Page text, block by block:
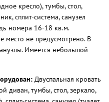
кресло), тумбы, стол,
сплит-система, санузел
номера 16-18 кв.м.
место не предусмотрено. В
Имеется небольшой
Двуспальная кровать
диван, тумбы, стол, зеркало,